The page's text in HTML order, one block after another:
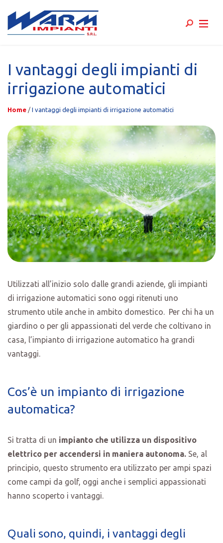
content
I vantaggi degli impianti di
irrigazione automatici
Home / I vantaggi degli impianti di irrigazione automatici
Utilizzati all’inizio solo dalle grandi aziende, gli impianti
di irrigazione automatici sono oggi ritenuti uno
strumento utile anche in ambito domestico. Per chi ha un
giardino o per gli appassionati del verde che coltivano in
casa, l’impianto di irrigazione automatico ha grandi
vantaggi.
Cos’è un impianto di irrigazione
automatica?
Si tratta di un impianto che utilizza un dispositivo
elettrico per accendersi in maniera autonoma. Se, al
principio, questo strumento era utilizzato per ampi spazi
come campi da golf, oggi anche i semplici appassionati
hanno scoperto i vantaggi.
Quali sono, quindi, i vantaggi degli